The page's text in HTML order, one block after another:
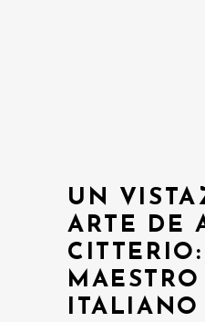
UN
ARTE DE
MAESTRO